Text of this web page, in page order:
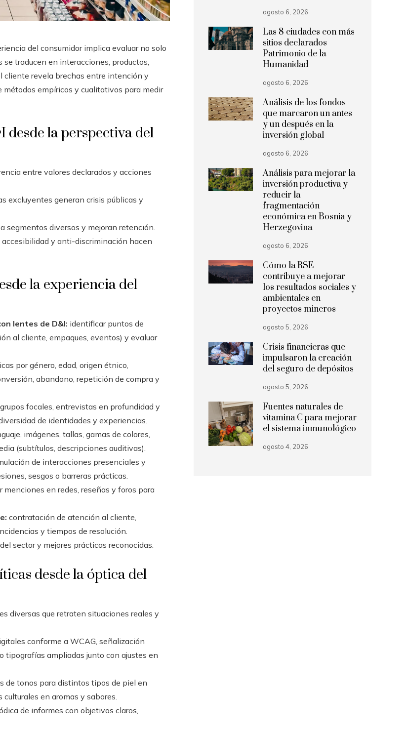
del consumidor implica evaluar no solo
traducen en interacciones, productos,
cliente revela brechas entre intención y
empíricos y cualitativos para medir
desde la perspectiva del
entre valores declarados y acciones
excluyentes generan crisis públicas y
segmentos diversos y mejoran retención.
y anti-discriminación hacen
la experiencia del
lentes de D&I: identificar puntos de
al cliente, empaques, eventos) y evaluar
por género, edad, origen étnico,
abandono, repetición de compra y
grupos focales, entrevistas en profundidad y
de identidades y experiencias.
imágenes, tallas, gamas de colores,
(subtítulos, descripciones auditivas).
de interacciones presenciales y
sesgos o barreras prácticas.
menciones en redes, reseñas y foros para
contratación de atención al cliente,
y tiempos de resolución.
sector y mejores prácticas reconocidas.
desde la óptica del
diversas que retraten situaciones reales y
conforme a WCAG, señalización
tipografías ampliadas junto con ajustes en
de tonos para distintos tipos de piel en
en aromas y sabores.
de informes con objetivos claros,
agosto 6, 2026
Las 8 ciudades con más
sitios declarados
Patrimonio de la
Humanidad
agosto 6, 2026
Análisis de los fondos
que marcaron un antes
y un después en la
inversión global
agosto 6, 2026
Análisis para mejorar la
inversión productiva y
reducir la
fragmentación
económica en Bosnia y
Herzegovina
agosto 6, 2026
Cómo la RSE
contribuye a mejorar
los resultados sociales y
ambientales en
proyectos mineros
agosto 5, 2026
Crisis financieras que
impulsaron la creación
del seguro de depósitos
agosto 5, 2026
Fuentes naturales de
vitamina C para mejorar
el sistema inmunológico
agosto 4, 2026